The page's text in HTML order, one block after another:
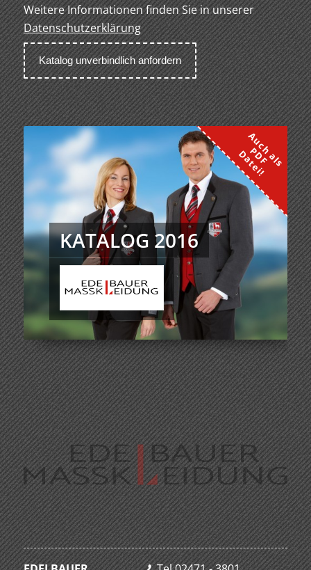
Weitere Informationen finden Sie in unserer
Datenschutzerklärung
KATALOG 2016